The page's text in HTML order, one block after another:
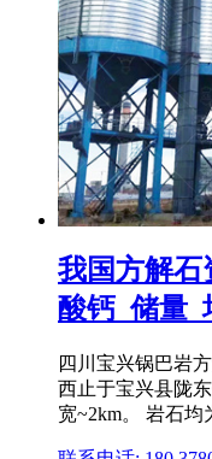
我国方解石
酸钙_储量_
四川宝兴锅巴岩
西止于宝兴县陇
宽~2km。 岩石